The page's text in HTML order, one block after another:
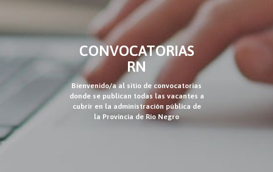
CONVOCATORIAS
RN
Bienvenido/a al sitio de convocatorias
donde se publican todas las vacantes a
cubrir en la administración pública de
la Provincia de Río Negro